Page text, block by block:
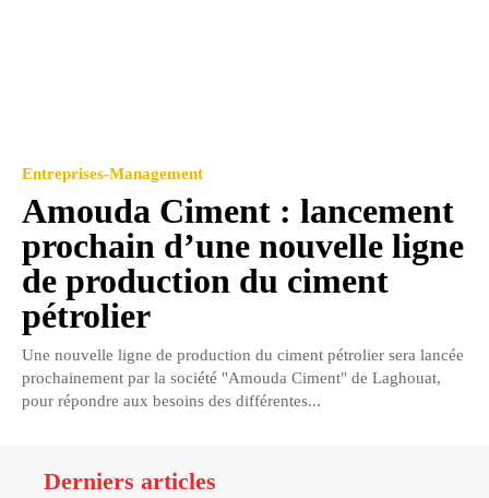
Entreprises-Management
Amouda Ciment : lancement
prochain d’une nouvelle ligne
de production du ciment
pétrolier
Une nouvelle ligne de production du ciment pétrolier sera lancée
prochainement par la société "Amouda Ciment" de Laghouat,
pour répondre aux besoins des différentes...
Derniers articles